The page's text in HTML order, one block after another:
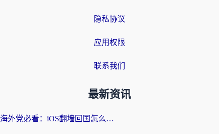
隐私协议
应用权限
联系我们
最新资讯
海外党必看：iOS翻墙回国怎么选？一篇搞定无缝访问国内资源